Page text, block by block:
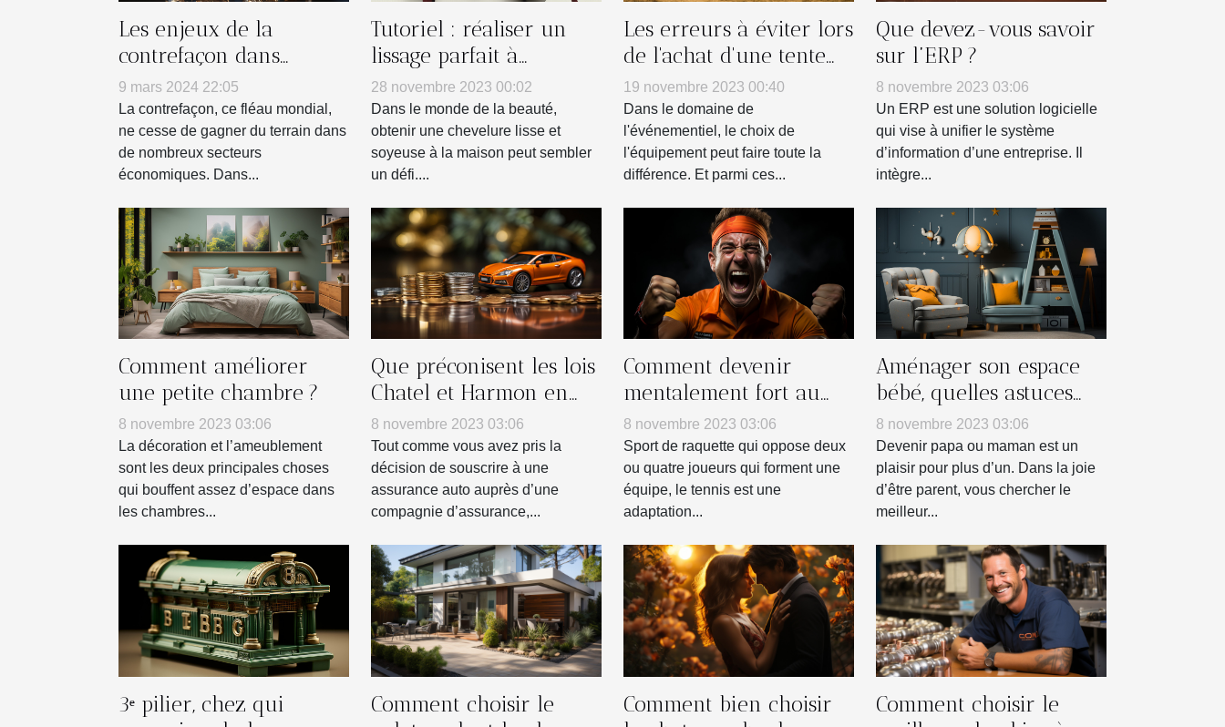
Les enjeux de la
contrefaçon dans
l'industrie de la
bijouterie
9 mars 2024 22:05
La contrefaçon, ce fléau mondial,
ne cesse de gagner du terrain dans
de nombreux secteurs
économiques. Dans...
Tutoriel : réaliser un
lissage parfait à
domicile
28 novembre 2023 00:02
Dans le monde de la beauté,
obtenir une chevelure lisse et
soyeuse à la maison peut sembler
un défi....
Les erreurs à éviter lors
de l'achat d'une tente
gonflable pour votre
entreprise
19 novembre 2023 00:40
Dans le domaine de
l'événementiel, le choix de
l'équipement peut faire toute la
différence. Et parmi ces...
Que devez-vous savoir
sur l’ERP ?
8 novembre 2023 03:06
Un ERP est une solution logicielle
qui vise à unifier le système
d’information d’une entreprise. Il
intègre...
Comment améliorer
une petite chambre ?
8 novembre 2023 03:06
La décoration et l’ameublement
sont les deux principales choses
qui bouffent assez d’espace dans
les chambres...
Que préconisent les lois
Chatel et Harmon en
termes de résiliation
d’un contrat
d’assurance auto ?
8 novembre 2023 03:06
Tout comme vous avez pris la
décision de souscrire à une
assurance auto auprès d’une
compagnie d’assurance,...
Comment devenir
mentalement fort au
tennis ?
8 novembre 2023 03:06
Sport de raquette qui oppose deux
ou quatre joueurs qui forment une
équipe, le tennis est une
adaptation...
Aménager son espace
bébé, quelles astuces
pour déco ?
8 novembre 2023 03:06
Devenir papa ou maman est un
plaisir pour plus d’un. Dans la joie
d’être parent, vous chercher le
meilleur...
3ᵉ pilier, chez qui
Comment choisir le
Comment bien choisir
Comment choisir le